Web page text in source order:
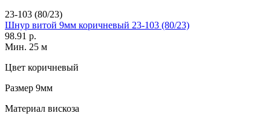
23-103 (80/23)
Шнур витой 9мм коричневый 23-103 (80/23)
98.91 р.
Мин. 25 м
Цвет коричневый
Размер 9мм
Материал вискоза